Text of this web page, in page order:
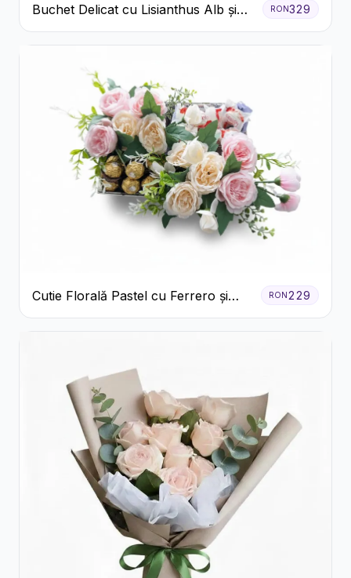
Buchet Delicat cu Lisianthus Alb și
Roz
RON329
Cutie Florală Pastel cu Ferrero și
Raffaello
RON229